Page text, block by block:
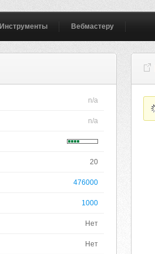
Инструменты Вебмастеру
n/a
n/a
20
476000
1000
Нет
Нет